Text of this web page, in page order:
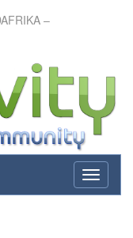
–
toggle